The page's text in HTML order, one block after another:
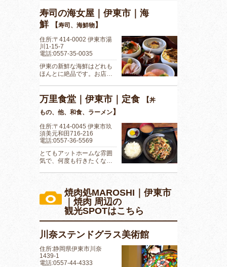
寿司の海女屋｜伊東市｜海
鮮
【寿司、海鮮物】
住所:〒414-0002 伊東市湯
川1-15-7
電話:0557-35-0035
伊東の新鮮な海鮮はどれも
ほんとに絶品です。お店…
万里食堂｜伊東市｜定食 【丼
もの、他、和食、ラーメン】
住所:〒414-0045 伊東市玖
須美元和田716-216
電話:0557-36-5569
とてもアットホームな雰囲
気で、何度も行きたくな…
焼肉処MAROSHI｜伊東市
｜焼肉 周辺の
観光SPOTはこちら
川奈ステンドグラス美術館
住所:静岡県伊東市川奈
1439-1
電話:0557-44-4333